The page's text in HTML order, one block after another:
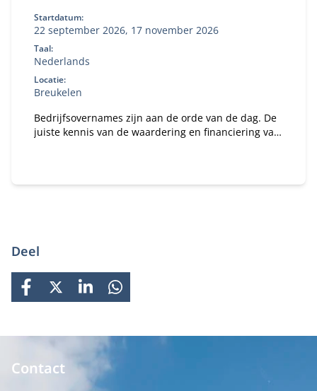
Startdatum:
22 september 2026, 17 november 2026
Taal:
Nederlands
Locatie:
Breukelen
Bedrijfsovernames zijn aan de orde van de dag. De
juiste kennis van de waardering en financiering van
Deel
FACEBOOK
X LINKEDINWHATSAPP
Contact